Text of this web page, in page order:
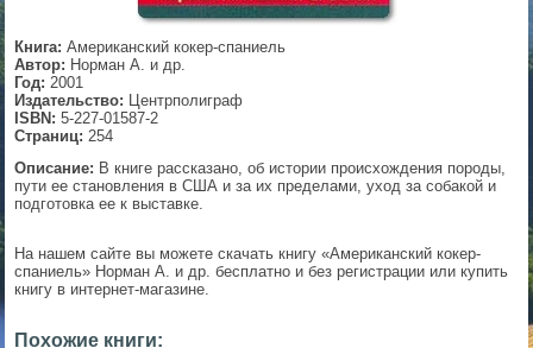
Книга: Американский кокер-спаниель
Автор: Норман А. и др.
Год: 2001
Издательство: Центрполиграф
ISBN: 5-227-01587-2
Страниц: 254
Описание: В книге рассказано, об истории происхождения породы,
пути ее становления в США и за их пределами, уход за собакой и
подготовка ее к выставке.
На нашем сайте вы можете скачать книгу «Американский кокер-
спаниель» Норман А. и др. бесплатно и без регистрации или купить
книгу в интернет-магазине.
Похожие книги:
▼
▼
▼